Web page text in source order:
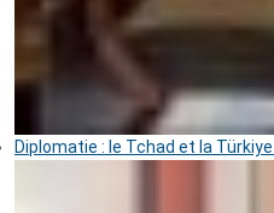
Diplomatie : le Tchad et la